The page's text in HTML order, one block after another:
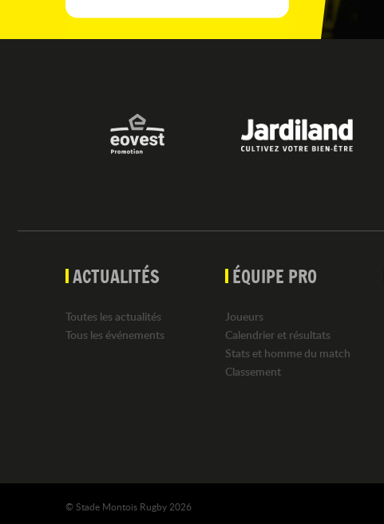
ACTUALITÉS
Toutes les actualités
Tous les événements
ÉQUIPE PRO
Joueurs
Calendrier et résultats
Stats et homme du match
Classement
© Stade Montois Rugby 2026